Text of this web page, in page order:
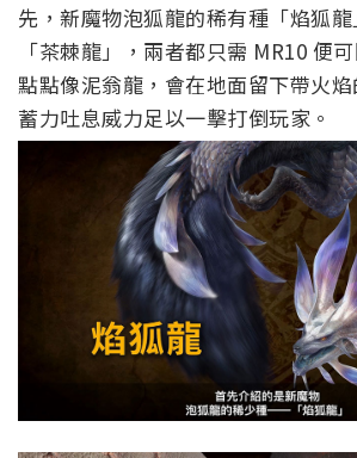
先，新魔物泡狐龍的稀有種「焰狐
「茶棘龍」，兩者都只需 MR10 便
點點像泥翁龍，會在地面留下帶火
蓄力吐息威力足以一擊打倒玩家。